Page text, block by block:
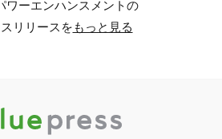
ワーエンハンスメントの
リリースをもっと見る